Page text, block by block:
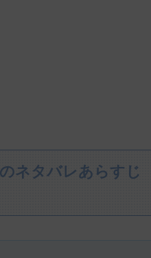
ネタバレあらすじ